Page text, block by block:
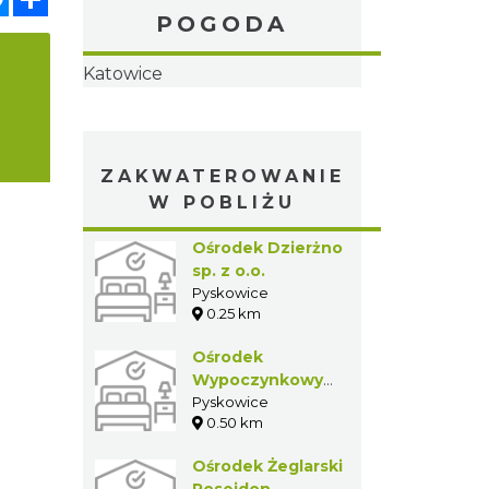
POGODA
Katowice
ZAKWATEROWANIE
W POBLIŻU
Ośrodek
Dzierżno sp. z
o.o.
Pyskowice
0.25 km
Ośrodek
Wypoczynkowy
"Łabędź"
Pyskowice
0.50 km
Ośrodek